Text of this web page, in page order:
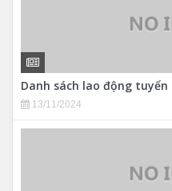
Danh sách lao động
13/11/2024